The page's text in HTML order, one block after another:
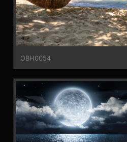
OBH0054